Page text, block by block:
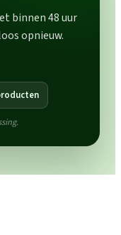
binnen 48 uur
opnieuw.